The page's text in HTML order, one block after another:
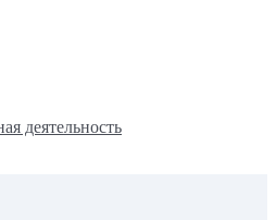
деятельность